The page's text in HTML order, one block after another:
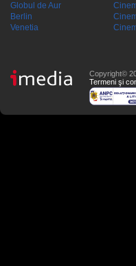
Globul de Aur
Berlin
Venetia
Copyright©
Termeni şi